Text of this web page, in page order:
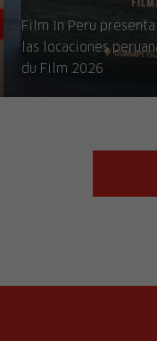
Film In Peru
las locaciones
du Film 2026